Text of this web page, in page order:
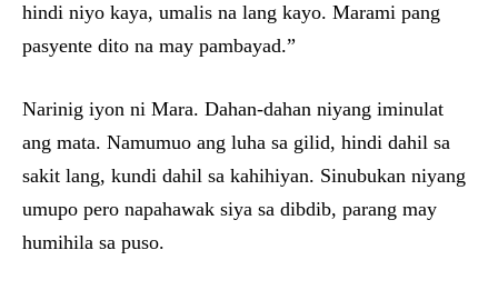
hindi niyo kaya, umalis na lang kayo. Marami pang
pasyente dito na may pambayad.”
Narinig iyon ni Mara. Dahan-dahan niyang iminulat
ang mata. Namumuo ang luha sa gilid, hindi dahil sa
sakit lang, kundi dahil sa kahihiyan. Sinubukan niyang
umupo pero napahawak siya sa dibdib, parang may
humihila sa puso.